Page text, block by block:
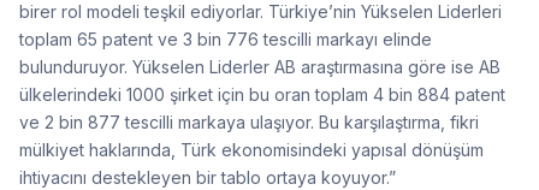
birer rol modeli teşkil ediyorlar. Türkiye’nin Yükselen Liderleri
toplam 65 patent ve 3 bin 776 tescilli markayı elinde
bulunduruyor. Yükselen Liderler AB araştırmasına göre ise AB
ülkelerindeki 1000 şirket için bu oran toplam 4 bin 884 patent
ve 2 bin 877 tescilli markaya ulaşıyor. Bu karşılaştırma, fikri
mülkiyet haklarında, Türk ekonomisindeki yapısal dönüşüm
ihtiyacını destekleyen bir tablo ortaya koyuyor.”